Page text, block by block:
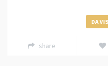
DA
share